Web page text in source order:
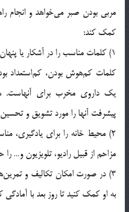
مربي بودن صبر مي‌خواهد و انجام
کمک کند:
1) کلمات مناسب را در آشکار يا
کلمات کم‌هوش بودن، کم‌استعداد
يک داروي مخرب براي
پيشرفت آنها را مورد تشويق و تحسين
2) محيط خانه را براي يادگيري،
مزاحم از قبيل راديو، تلويزيون و…
3) در صورت امکان تکاليف و
به او کمک کنيد تا روز بعد با